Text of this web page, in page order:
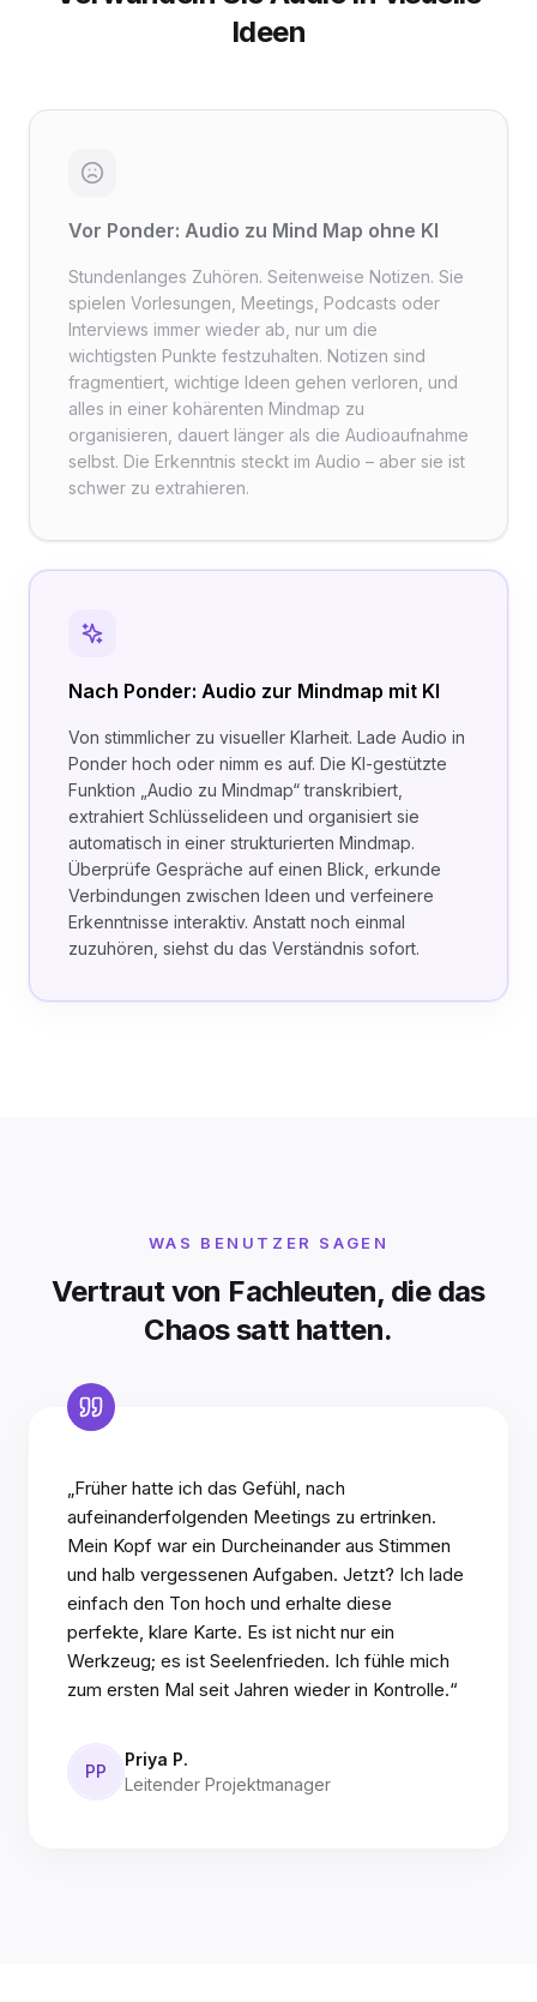
Ideen
Vor Ponder: Audio zu Mind Map ohne KI
Stundenlanges Zuhören. Seitenweise Notizen. Sie
spielen Vorlesungen, Meetings, Podcasts oder
Interviews immer wieder ab, nur um die
wichtigsten Punkte festzuhalten. Notizen sind
fragmentiert, wichtige Ideen gehen verloren, und
alles in einer kohärenten Mindmap zu
organisieren, dauert länger als die Audioaufnahme
selbst. Die Erkenntnis steckt im Audio – aber sie ist
schwer zu extrahieren.
Nach Ponder: Audio zur Mindmap mit KI
Von stimmlicher zu visueller Klarheit. Lade Audio in
Ponder hoch oder nimm es auf. Die KI-gestützte
Funktion „Audio zu Mindmap“ transkribiert,
extrahiert Schlüsselideen und organisiert sie
automatisch in einer strukturierten Mindmap.
Überprüfe Gespräche auf einen Blick, erkunde
Verbindungen zwischen Ideen und verfeinere
Erkenntnisse interaktiv. Anstatt noch einmal
zuzuhören, siehst du das Verständnis sofort.
WAS BENUTZER SAGEN
Vertraut von Fachleuten, die das
Chaos satt hatten.
„Früher hatte ich das Gefühl, nach
aufeinanderfolgenden Meetings zu ertrinken.
Mein Kopf war ein Durcheinander aus Stimmen
und halb vergessenen Aufgaben. Jetzt? Ich lade
einfach den Ton hoch und erhalte diese
perfekte, klare Karte. Es ist nicht nur ein
Werkzeug; es ist Seelenfrieden. Ich fühle mich
zum ersten Mal seit Jahren wieder in Kontrolle.“
PP
Priya P.
Leitender Projektmanager